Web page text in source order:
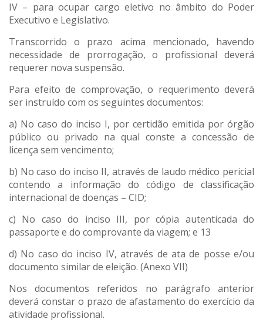
IV – para ocupar cargo eletivo no âmbito do Poder
Executivo e Legislativo.
Transcorrido o prazo acima mencionado, havendo
necessidade de prorrogação, o profissional deverá
requerer nova suspensão.
Para efeito de comprovação, o requerimento deverá
ser instruído com os seguintes documentos:
a) No caso do inciso I, por certidão emitida por órgão
público ou privado na qual conste a concessão de
licença sem vencimento;
b) No caso do inciso II, através de laudo médico pericial
contendo a informação do código de classificação
internacional de doenças – CID;
c) No caso do inciso III, por cópia autenticada do
passaporte e do comprovante da viagem; e 13
d) No caso do inciso IV, através de ata de posse e/ou
documento similar de eleição. (Anexo VII)
Nos documentos referidos no parágrafo anterior
deverá constar o prazo de afastamento do exercício da
atividade profissional.